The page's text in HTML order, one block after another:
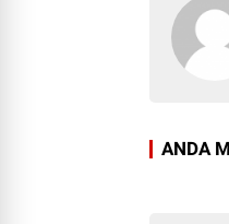
ANDA